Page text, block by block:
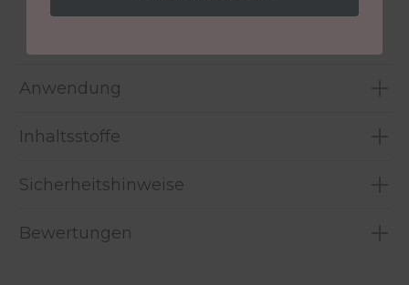
Anwendung
Inhaltsstoffe
Sicherheitshinweise
Bewertungen